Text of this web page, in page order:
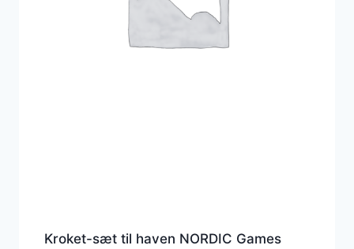
Kroket-sæt til haven NORDIC Games